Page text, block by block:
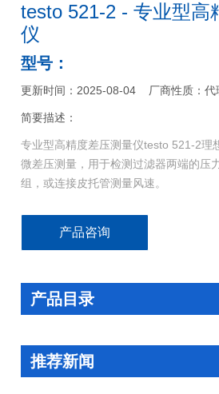
testo 521-2 - 专业型高
仪
型号：
更新时间：2025-08-04 厂商性质：代
简要描述：
专业型高精度差压测量仪testo 521-2理
微差压测量，用于检测过滤器两端的压
组，或连接皮托管测量风速。
产品咨询
产品目录
推荐新闻